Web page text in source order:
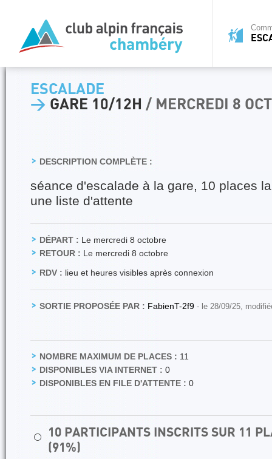
ESCALADE
> GARE 10/12H / MERCREDI 8
DESCRIPTION COMPLÈTE :
séance d'escalade à la gare, 10 places
une liste d'attente
DÉPART : Le mercredi 8 octobre
RETOUR : Le mercredi 8 octobre
RDV : lieu et heures visibles après connexion
SORTIE PROPOSÉE PAR : FabienT-2f9 - le 28/09/25,
NOMBRE MAXIMUM DE PLACES : 11
DISPONIBLES VIA INTERNET : 0
DISPONIBLES EN FILE D'ATTENTE : 0
⚪
10 PARTICIPANTS INSCRITS SUR 11
(91%)